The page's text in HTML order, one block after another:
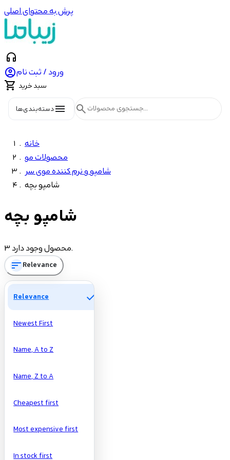
پرش به محتوای اصلی
headphones
ورود / ثبت نام
 سبد خرید
menuدسته‌بندی‌ها search
خانه
محصولات مو
شامپو و نرم کننده موی سر
شامپو بچه
تومان
تومان
Manufacturers
شامپو بچه
3 محصول وجود دارد.
sortRelevance
Relevance check
Newest First
Name, A to Z
Name, Z to A
Cheapest first
Most expensive first
In stock first